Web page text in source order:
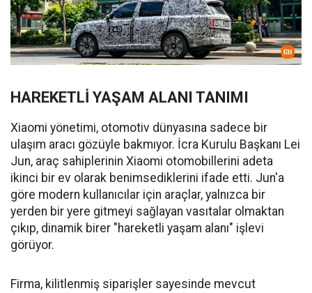
HAREKETLİ YAŞAM ALANI TANIMI
Xiaomi yönetimi, otomotiv dünyasına sadece bir
ulaşım aracı gözüyle bakmıyor. İcra Kurulu Başkanı Lei
Jun, araç sahiplerinin Xiaomi otomobillerini adeta
ikinci bir ev olarak benimsediklerini ifade etti. Jun'a
göre modern kullanıcılar için araçlar, yalnızca bir
yerden bir yere gitmeyi sağlayan vasıtalar olmaktan
çıkıp, dinamik birer "hareketli yaşam alanı" işlevi
görüyor.
Firma, kilitlenmiş siparişler sayesinde mevcut